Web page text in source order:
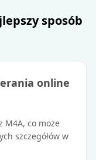
sposób
online
M4A, co może
szczegółów w